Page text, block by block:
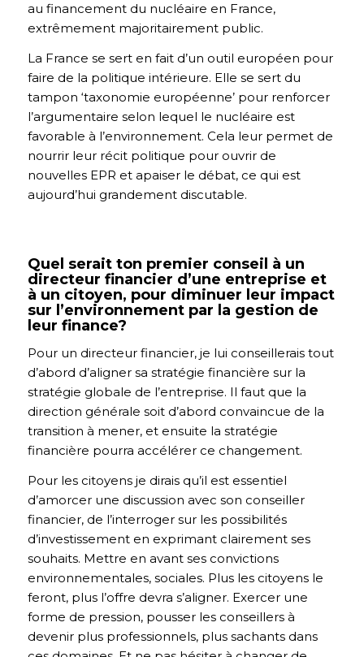
au financement du nucléaire en France,
extrêmement majoritairement public.
La France se sert en fait d’un outil européen pour
faire de la politique intérieure. Elle se sert du
tampon ‘taxonomie européenne’ pour renforcer
l’argumentaire selon lequel le nucléaire est
favorable à l’environnement. Cela leur permet de
nourrir leur récit politique pour ouvrir de
nouvelles EPR et apaiser le débat, ce qui est
aujourd’hui grandement discutable.
Quel serait ton premier conseil à un
directeur financier d’une entreprise et
à un citoyen, pour diminuer leur impact
sur l’environnement par la gestion de
leur finance?
Pour un directeur financier, je lui conseillerais tout
d’abord d’aligner sa stratégie financière sur la
stratégie globale de l’entreprise. Il faut que la
direction générale soit d’abord convaincue de la
transition à mener, et ensuite la stratégie
financière pourra accélérer ce changement.
Pour les citoyens je dirais qu’il est essentiel
d’amorcer une discussion avec son conseiller
financier, de l’interroger sur les possibilités
d’investissement en exprimant clairement ses
souhaits. Mettre en avant ses convictions
environnementales, sociales. Plus les citoyens le
feront, plus l’offre devra s’aligner. Exercer une
forme de pression, pousser les conseillers à
devenir plus professionnels, plus sachants dans